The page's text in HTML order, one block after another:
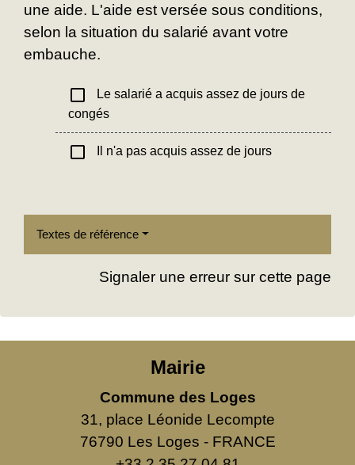
une aide. L'aide est versée sous conditions,
selon la situation du salarié avant votre
embauche.
check_box_outline_blank
Le salarié a acquis assez de jours de
congés
check_box_outline_blank Il n'a pas acquis assez de jours
Textes de référence
Signaler une erreur sur cette page
Mairie
Commune des Loges
31, place Léonide Lecompte
76790 Les Loges - FRANCE